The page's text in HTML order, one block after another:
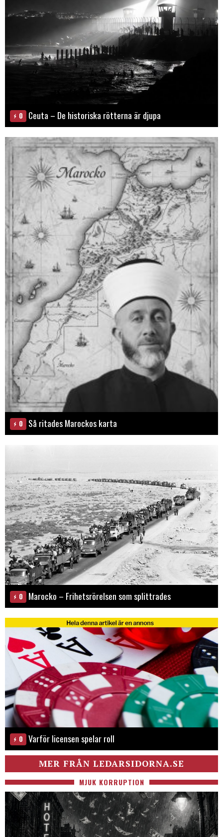
0 Ceuta – De historiska rötterna är djupa
0 Så ritades Marockos karta
0 Marocko – Frihetsrörelsen som splittrades
0 Varför licensen spelar roll
MER FRÅN LEDARSIDORNA.SE
MJUK KORRUPTION